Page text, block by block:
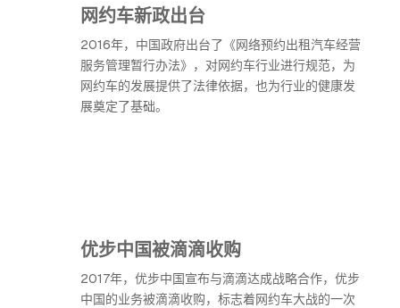
网约车新政出台
2016年，中国政府出台了《网络预约出租汽车经营
服务管理暂行办法》，对网约车行业进行规范，为
网约车的发展提供了法律依据，也为行业的健康发
展奠定了基础。
优步中国被滴滴收购
2017年，优步中国宣布与滴滴达成战略合作，优步
中国的业务被滴滴收购，标志着网约车大战的一次